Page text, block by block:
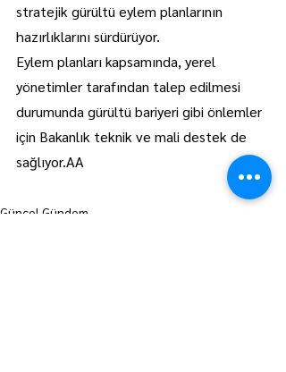
stratejik gürültü eylem planlarının
hazırlıklarını sürdürüyor.
Eylem planları kapsamında, yerel
yönetimler tarafından talep edilmesi
durumunda gürültü bariyeri gibi önlemler
için Bakanlık teknik ve mali destek de
sağlıyor.AA
Güncel Gündem